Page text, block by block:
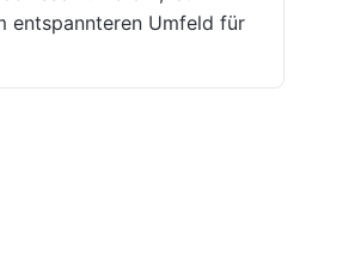
entspannteren Umfeld für